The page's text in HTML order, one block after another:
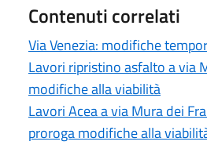
Contenuti correlati
Via Venezia: modifiche
Lavori ripristino asfalto a via
modifiche alla viabilità
Lavori Acea a via Mura dei
proroga modifiche alla